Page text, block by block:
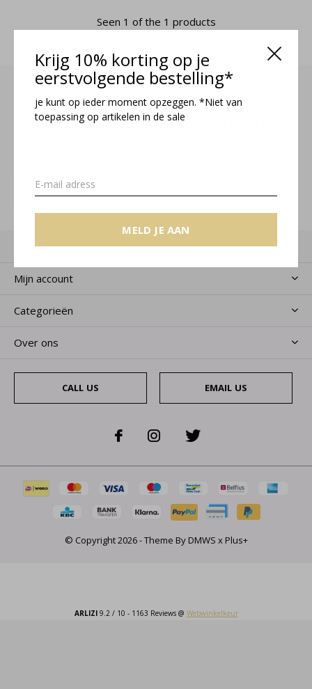
Krijg 10% korting op je
eerstvolgende bestelling*
je kunt op ieder moment opzeggen. *Niet van
toepassing op artikelen in de sale
MELD JE AAN
Seen 1 of the 1 products
Meld je aan voor onze nieuwsbrief
MELD JE AAN
Klantenservice
Mijn account
Categorieën
Over ons
CALL US EMAIL US
© Copyright2026- Theme ByDMWS x Plus+
ARLIZI9.2 / 10 - 1163 Reviews @ Webwinkelkeur